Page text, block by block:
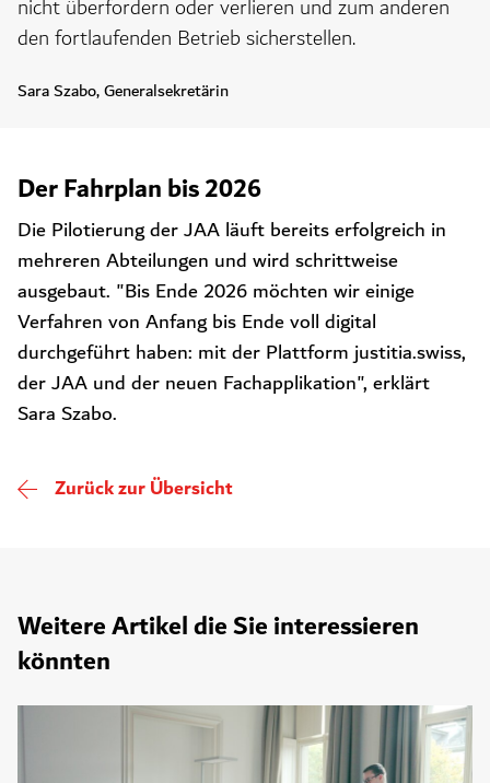
nicht überfordern oder verlieren und zum anderen
den fortlaufenden Betrieb sicherstellen.
Sara Szabo, Generalsekretärin
Der Fahrplan bis 2026
Die Pilotierung der JAA läuft bereits erfolgreich in
mehreren Abteilungen und wird schrittweise
ausgebaut. "BisEnde 2026 möchten wir einige
Verfahren von Anfang bis Ende voll digital
durchgeführt haben: mit der Plattform justitia.swiss,
der JAA und der neuen Fachapplikation", erklärt
Sara Szabo.
Zurück zur Übersicht
Weitere Artikel die Sie interessieren
könnten